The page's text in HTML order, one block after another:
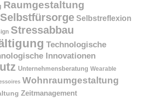
Raumgestaltung
Selbstfürsorge Selbstreflexion
Stressabbau
Technologische
Innovationen
Unternehmensberatung Wearable
Wohnraumgestaltung
Zeitmanagement